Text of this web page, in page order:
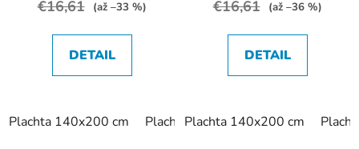
€16,61 (až –33 %)
DETAIL
Plachta 140x200 cm Plachta 160x200 cm
€16,61 (až –36 %)
DETAIL
Plachta 140x200 cm